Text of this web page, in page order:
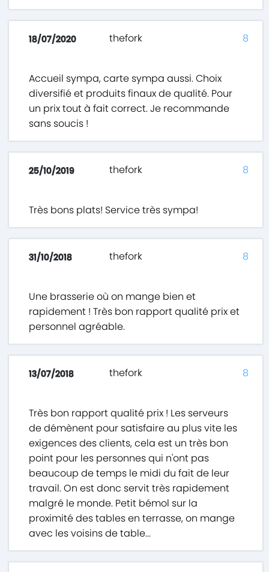
18/07/2020 thefork
Accueil sympa, carte sympa aussi. Choix
diversifié et produits finaux de qualité. Pour
un prix tout à fait correct. Je recommande
sans soucis !
8
25/10/2019 thefork
Très bons plats! Service très sympa!
8
31/10/2018 thefork
Une brasserie où on mange bien et
rapidement ! Très bon rapport qualité prix et
personnel agréable.
8
13/07/2018 thefork
Très bon rapport qualité prix ! Les serveurs
de démènent pour satisfaire au plus vite les
exigences des clients, cela est un très bon
point pour les personnes qui n'ont pas
beaucoup de temps le midi du fait de leur
travail. On est donc servit très rapidement
malgré le monde. Petit bémol sur la
proximité des tables en terrasse, on mange
avec les voisins de table...
8